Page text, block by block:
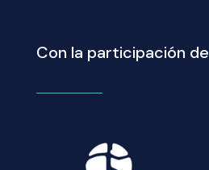
Con la participación de